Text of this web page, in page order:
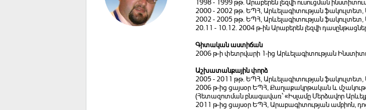
1998 - 1999 թթ. Արաբերեն լեզվի ուսուցման
2000 - 2002 թթ. ԵՊՀ, Արևելագիտության
2002 - 2005 թթ. ԵՊՀ, Արևելագիտության
20.11 - 10.12. 2004 թ-ին Արաբերեն լեզվի
Գիտական աստիճան
2006 թ-ի փետրվարի 1-ից Արևելագիտության
Աշխատանքային փորձ
2005 - 2011 թթ. ԵՊՀ, Արևելագիտության
2006 թ-ից ցայսօր ԵՊՀ, Քաղաքակրթական և
(Հետազոտման բնագավառ՝ «Իսլամը Մերձավոր
2011 թ-ից ցայսօր ԵՊՀ, Արաբագիտության ամբիոն,